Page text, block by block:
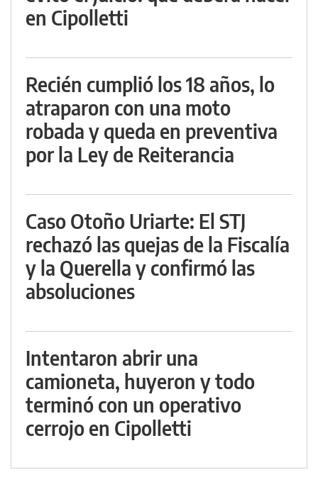
en Cipolletti
Recién cumplió los 18 años, lo
atraparon con una moto
robada y queda en preventiva
por la Ley de Reiterancia
Caso Otoño Uriarte: El STJ
rechazó las quejas de la Fiscalía
y la Querella y confirmó las
absoluciones
Intentaron abrir una
camioneta, huyeron y todo
terminó con un operativo
cerrojo en Cipolletti